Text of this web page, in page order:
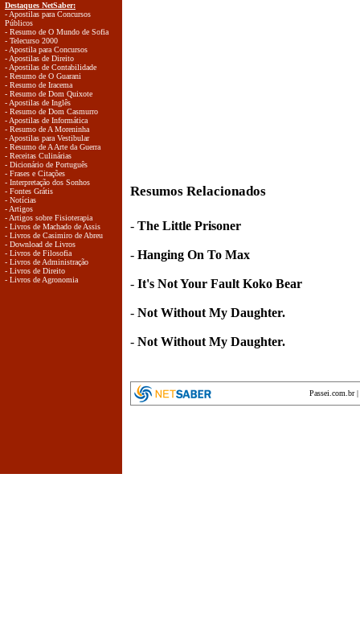
Destaques NetSaber:
- Apostilas para Concursos
Públicos
- Resumo de O Mundo de Sofia
- Telecurso 2000
- Apostila para Concursos
- Apostilas de Direito
- Apostilas de Contabilidade
- Resumo de O Guarani
- Resumo de Iracema
- Resumo de Dom Quixote
- Apostilas de Inglês
- Resumo de Dom Casmurro
- Apostilas de Informática
- Resumo de A Moreninha
- Apostilas para Vestibular
- Resumo de A Arte da Guerra
- Receitas Culinárias
- Dicionário de Português
- Frases e Citações
- Interpretação dos Sonhos
- Fontes Grátis
- Notícias
- Artigos
- Artigos sobre Fisioterapia
- Livros de Machado de Assis
- Livros de Casimiro de Abreu
- Download de Livros
- Livros de Filosofia
- Livros de Administração
- Livros de Direito
- Livros de Agronomia
Resumos Relacionados
- The Little Prisoner
- Hanging On To Max
- It's Not Your Fault Koko Bear
- Not Without My Daughter.
- Not Without My Daughter.
Passei.com.br|